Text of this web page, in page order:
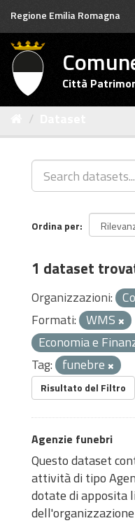
Salta
contenuto
Regione Emilia Romagna
Città
Ordina per
1 dataset
Organizzazioni:
Formati: WMS
Economia e
Tag: funebre
Risultato del Filtro
Agenzie funebri
Questo dataset
attività di tipo
dotate di apposita